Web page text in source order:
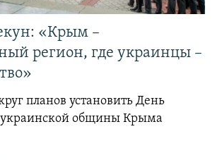
«Крым –
регион, где украинцы –
планов установить День
общины Крыма